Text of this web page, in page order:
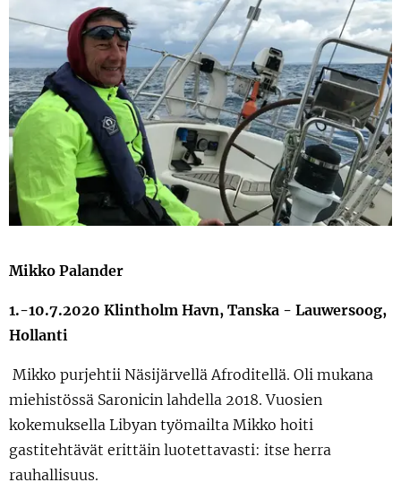
Mikko Palander
1.-10.7.2020 Klintholm Havn, Tanska - Lauwersoog,
Hollanti
Mikko purjehtii Näsijärvellä Afroditellä. Oli mukana
miehistössä Saronicin lahdella 2018. Vuosien
kokemuksella Libyan työmailta Mikko hoiti
gastitehtävät erittäin luotettavasti: itse herra
rauhallisuus.